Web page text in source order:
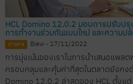
HCL Domino 12.0.2 มอบการปรับปรุ
การทำงานร่วมกันแบบใหม่ และความป
ข่าวสาร Biew - 17/11/2022
การมุ่งเน้นของเราในการนำเสนอแพ
ครอบคลุมและคุ้มค่าที่สุดในตลาดยังคง
Domino 12.0.2 ล่าสุดของ HCL ตั้งแ